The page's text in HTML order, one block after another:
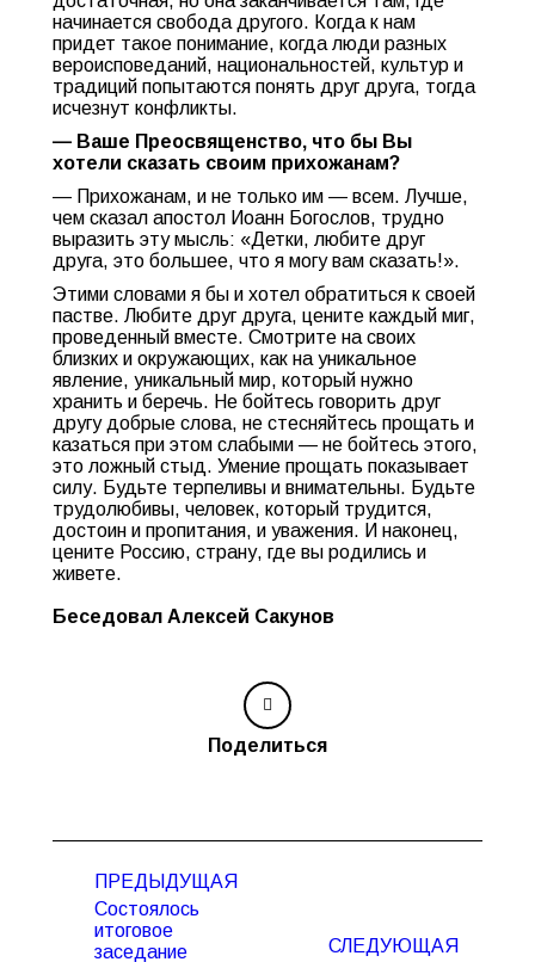
начинается свобода другого. Когда к нам
придет такое понимание, когда люди разных
вероисповеданий, национальностей, культур и
традиций попытаются понять друг друга, тогда
исчезнут конфликты.
— Ваше Преосвященство, что бы Вы
хотели сказать своим прихожанам?
— Прихожанам, и не только им — всем. Лучше,
чем сказал апостол Иоанн Богослов, трудно
выразить эту мысль: «Детки, любите друг
друга, это большее, что я могу вам сказать!».
Этими словами я бы и хотел обратиться к своей
пастве. Любите друг друга, цените каждый миг,
проведенный вместе. Смотрите на своих
близких и окружающих, как на уникальное
явление, уникальный мир, который нужно
хранить и беречь. Не бойтесь говорить друг
другу добрые слова, не стесняйтесь прощать и
казаться при этом слабыми — не бойтесь этого,
это ложный стыд. Умение прощать показывает
силу. Будьте терпеливы и внимательны. Будьте
трудолюбивы, человек, который трудится,
достоин и пропитания, и уважения. И наконец,
цените Россию, страну, где вы родились и
живете.
Беседовал Алексей Сакунов
Поделиться
записям
ПРЕДЫДУЩАЯ
Состоялось
итоговое
заседание
СЛЕДУЮЩАЯ